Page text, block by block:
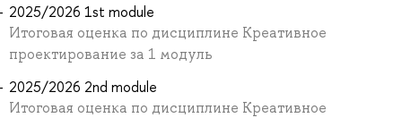
2025/2026 1st module
Итоговая оценка по дисциплине Креативное
проектирование за 1 модуль
2025/2026 2nd module
Итоговая оценка по дисциплине Креативное